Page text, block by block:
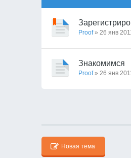
Proof» 26 янв
Знакомимся
Proof» 26 янв
Новая тема